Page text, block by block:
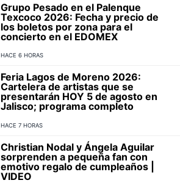
Grupo Pesado en el Palenque
Texcoco 2026: Fecha y precio de
los boletos por zona para el
concierto en el EDOMEX
HACE 6 HORAS
Feria Lagos de Moreno 2026:
Cartelera de artistas que se
presentarán HOY 5 de agosto en
Jalisco; programa completo
HACE 7 HORAS
Christian Nodal y Ángela Aguilar
sorprenden a pequeña fan con
emotivo regalo de cumpleaños |
VIDEO